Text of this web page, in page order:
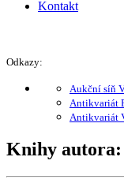
Kontakt
Odkazy:
Aukční síň
Antikvariát
Antikvariát
Knihy autora: